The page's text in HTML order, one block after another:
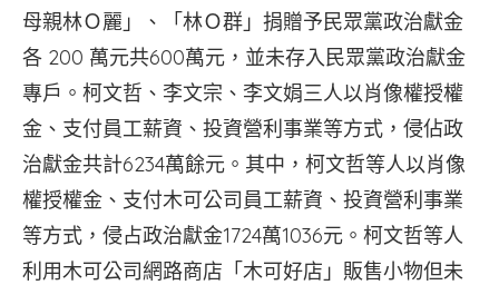
母親林Ｏ麗」、「林Ｏ群」捐贈予民眾黨政治獻金
各 200 萬元共600萬元，並未存入民眾黨政治獻金
專戶。柯文哲、李文宗、李文娟三人以肖像權授權
金、支付員工薪資、投資營利事業等方式，侵佔政
治獻金共計6234萬餘元。其中，柯文哲等人以肖像
權授權金、支付木可公司員工薪資、投資營利事業
等方式，侵占政治獻金1724萬1036元。柯文哲等人
利用木可公司網路商店「木可好店」販售小物但未